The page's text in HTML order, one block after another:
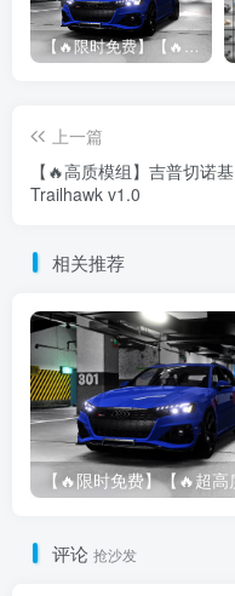
【🔥限时免费】【🔥超高质模组】2022 奥迪 A4/S4/RS4 Avant 2.61
上一篇
【🔥高质模组】吉普切诺基
Trailhawk v1.0
相关推荐
评论 抢沙发